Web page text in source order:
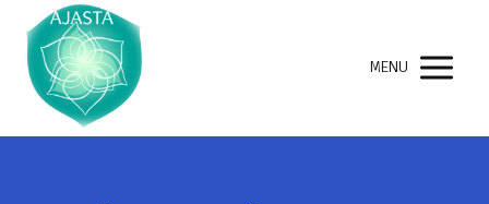
MENU